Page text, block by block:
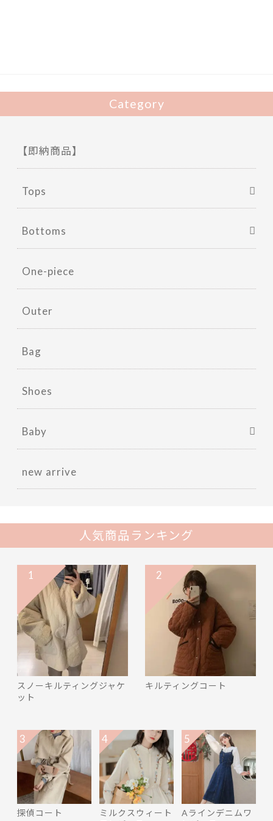
Category
【即納商品】
Tops
Bottoms
One-piece
Outer
Bag
Shoes
Baby
new arrive
人気商品ランキング
スノーキルティングジャケ
ット
1
キルティングコート
2
探偵コート
3
ミルクスウィート
4
Aラインデニムワ
5